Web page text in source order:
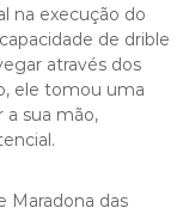
na execução do
de drible
através dos
ele tomou uma
a sua mão,
Maradona das